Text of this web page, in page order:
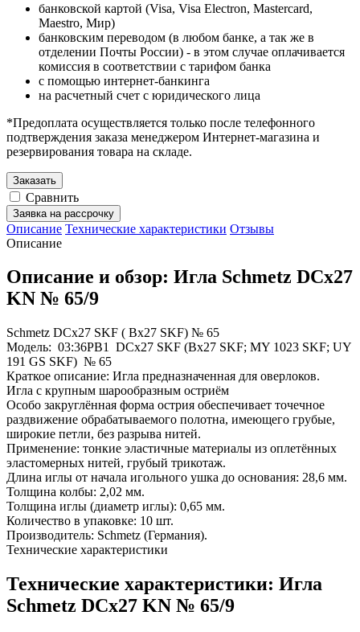
банковской картой (Visa, Visa Electron, Mastercard,
Maestro, Мир)
банковским переводом (в любом банке, а так же в
отделении Почты России) - в этом случае оплачивается
комиссия в соответствии с тарифом банка
с помощью интернет-банкинга
на расчетный счет с юридического лица
*Предоплата осуществляется только после телефонного
подтверждения заказа менеджером Интернет-магазина и
резервирования товара на складе.
Заказать
Сравнить
Заявка на рассрочку
Описание Технические характеристики Отзывы
Описание
Описание и обзор: Игла Schmetz DCx27
KN № 65/9
Schmetz DCx27 SKF ( Bx27 SKF) № 65
Модель: 03:36PB1 DCx27 SKF (Bx27 SKF; MY 1023 SKF; UY
191 GS SKF) № 65
Краткое описание: Игла предназначенная для оверлоков.
Игла с крупным шарообразным остриём
Особо закруглённая форма острия обеспечивает точечное
раздвижение обрабатываемого полотна, имеющего грубые,
широкие петли, без разрыва нитей.
Применение: тонкие эластичные материалы из оплетённых
эластомерных нитей, грубый трикотаж.
Длина иглы от начала игольного ушка до основания: 28,6 мм.
Толщина колбы: 2,02 мм.
Толщина иглы (диаметр иглы): 0,65 мм.
Количество в упаковке: 10 шт.
Производитель: Schmetz (Германия).
Технические характеристики
Технические характеристики: Игла
Schmetz DCx27 KN № 65/9